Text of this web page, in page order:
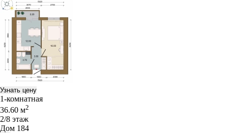
Узнать цену
1-комнатная
36.60 м2
2/8 этаж
Дом 184